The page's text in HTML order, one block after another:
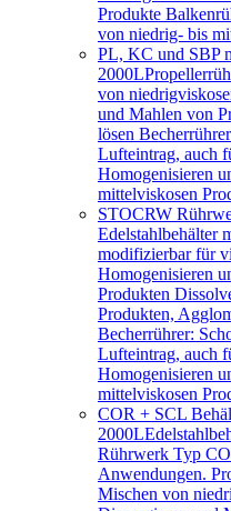
Produkte
von niedrig- bis
PL, KC und SBP
2000L
von
und Mahlen von
lösen
Lufteintrag, auch
Homogenisieren
mittelviskosen
STOCRW
Edelstahlbehälter
modifizierbar für
Homogenisieren
Produkten
Produkten,
Becherrührer:
Lufteintrag, auch
Homogenisieren
mittelviskosen
COR + SCL
2000L
Rührwerk Typ
Anwendungen.
Mischen von